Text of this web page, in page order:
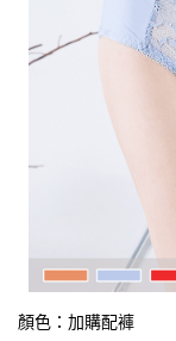
顏色：加購配褲